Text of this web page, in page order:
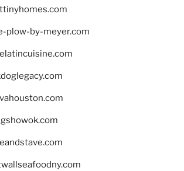
plow-by-meyer.com